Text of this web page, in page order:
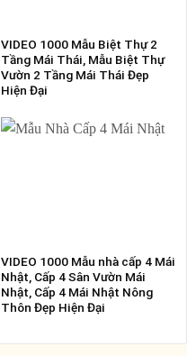
VIDEO 1000 Mẫu Biệt Thự 2
Tầng Mái Thái, Mẫu Biệt Thự
Vườn 2 Tầng Mái Thái Đẹp
Hiện Đại
VIDEO 1000 Mẫu nhà cấp 4 Mái
Nhật, Cấp 4 Sân Vườn Mái
Nhật, Cấp 4 Mái Nhật Nông
Thôn Đẹp Hiện Đại